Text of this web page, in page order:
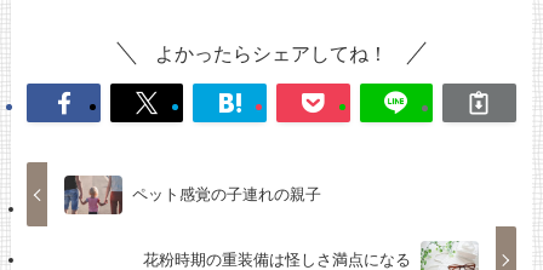
よかったらシェアしてね！
ペット感覚の子連れの親子
花粉時期の重装備は怪しさ満点になる